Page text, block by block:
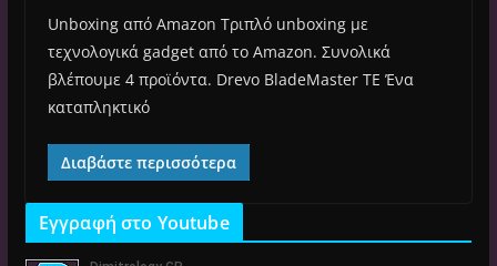
Unboxing από Amazon Τριπλό unboxing με
τεχνολογικά gadget από τo Amazon. Συνολικά
βλέπουμε 4 προϊόντα. Drevo BladeMaster TE Ένα
καταπληκτικό
Διαβάστε περισσότερα
Εγγραφή στο Youtube